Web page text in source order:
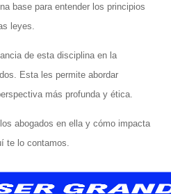
base para entender los principios
leyes.
de esta disciplina en la
Esta les permite abordar
más profunda y ética.
abogados en ella y cómo impacta
te lo contamos.